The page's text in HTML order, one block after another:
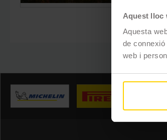
Aquest lloc
Aquesta
de
web i